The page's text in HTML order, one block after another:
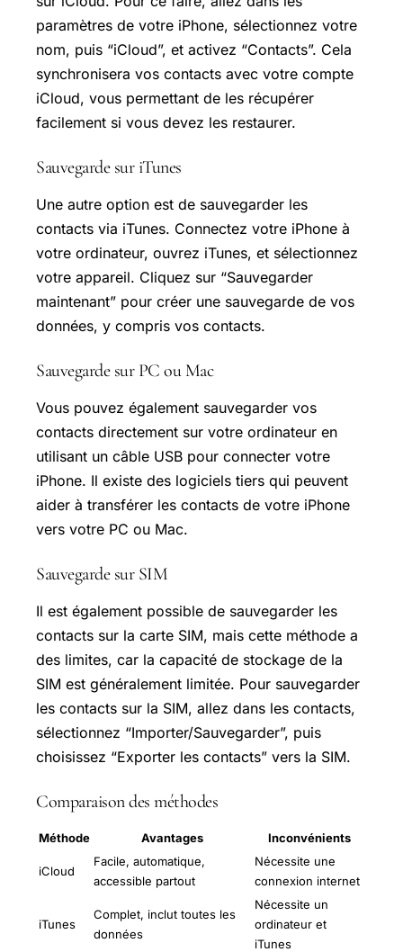
paramètres de votre iPhone, sélectionnez votre
nom, puis “iCloud”, et activez “Contacts”. Cela
synchronisera vos contacts avec votre compte
iCloud, vous permettant de les récupérer
facilement si vous devez les restaurer.
Sauvegarde sur iTunes
Une autre option est de sauvegarder les
contacts via iTunes. Connectez votre iPhone à
votre ordinateur, ouvrez iTunes, et sélectionnez
votre appareil. Cliquez sur “Sauvegarder
maintenant” pour créer une sauvegarde de vos
données, y compris vos contacts.
Sauvegarde sur PC ou Mac
Vous pouvez également sauvegarder vos
contacts directement sur votre ordinateur en
utilisant un câble USB pour connecter votre
iPhone. Il existe des logiciels tiers qui peuvent
aider à transférer les contacts de votre iPhone
vers votre PC ou Mac.
Sauvegarde sur SIM
Il est également possible de sauvegarder les
contacts sur la carte SIM, mais cette méthode a
des limites, car la capacité de stockage de la
SIM est généralement limitée. Pour sauvegarder
les contacts sur la SIM, allez dans les contacts,
sélectionnez “Importer/Sauvegarder”, puis
choisissez “Exporter les contacts” vers la SIM.
Comparaison des méthodes
Méthode Avantages Inconvénients
iCloud
Facile, automatique,
accessible partout
Nécessite une
connexion internet
iTunes
Complet, inclut toutes les
données
Nécessite un
ordinateur et
iTunes